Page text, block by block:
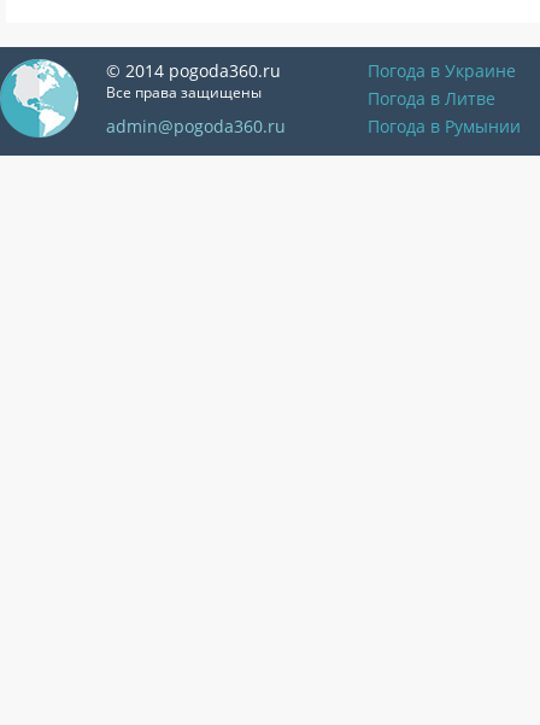
© 2014 pogoda360.ru
Все права защищены
admin@pogoda360.ru
Погода в Украине
Погода в Литве
Погода в Румынии